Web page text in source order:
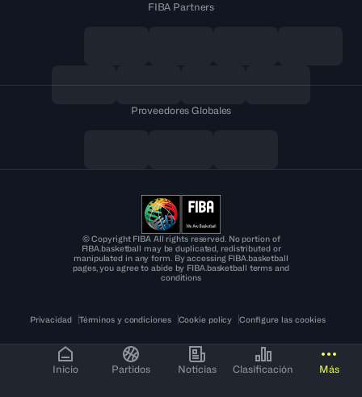
Inicio Partidos Noticias Clasificación Más
FIBA Partners
Proveedores Globales
© Copyright FIBA All rights reserved. No portion of
FIBA.basketball may be duplicated, redistributed or
manipulated in any form. By accessing FIBA.basketball
pages, you agree to abide by FIBA.basketball terms and
conditions
Privacidad Términos y condiciones Cookie policy Configure las cookies